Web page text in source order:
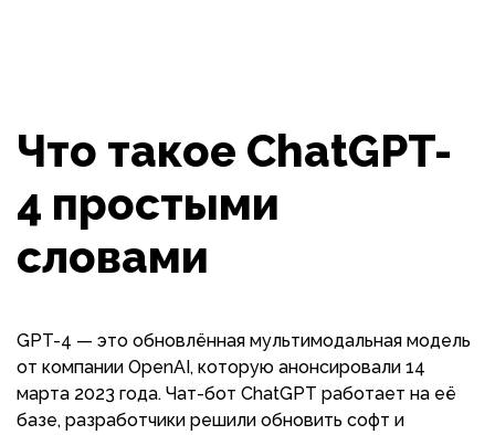
Что такое ChatGPT-
4 простыми
словами
GPT-4 — это обновлённая мультимодальная модель
от компании OpenAI, которую анонсировали 14
марта 2023 года. Чат-бот ChatGPT работает на её
базе, разработчики решили обновить софт и